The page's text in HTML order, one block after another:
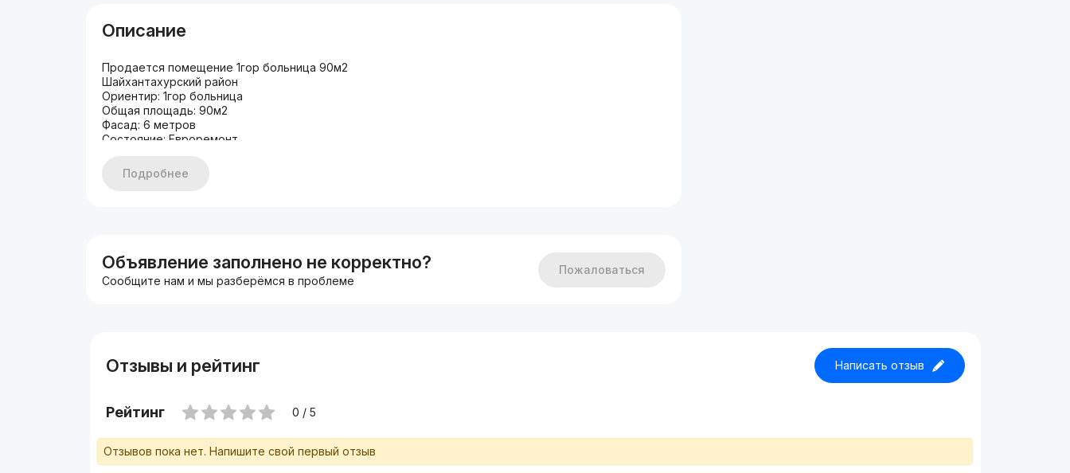
Описание
Продается помещение 1гор больница 90м2
Шайхантахурский район
Ориентир: 1гор больница
Общая площадь: 90м2
Фасад: 6 метров
Состояние: Евроремонт
Цена: 238.000 у.е
Подробнее
Объявление заполнено не корректно?
Сообщите нам и мы разберёмся в проблеме
Пожаловаться
Отзывы и рейтинг Написать отзыв
Рейтинг 0 / 5
Отзывов пока нет. Напишите свой первый отзыв